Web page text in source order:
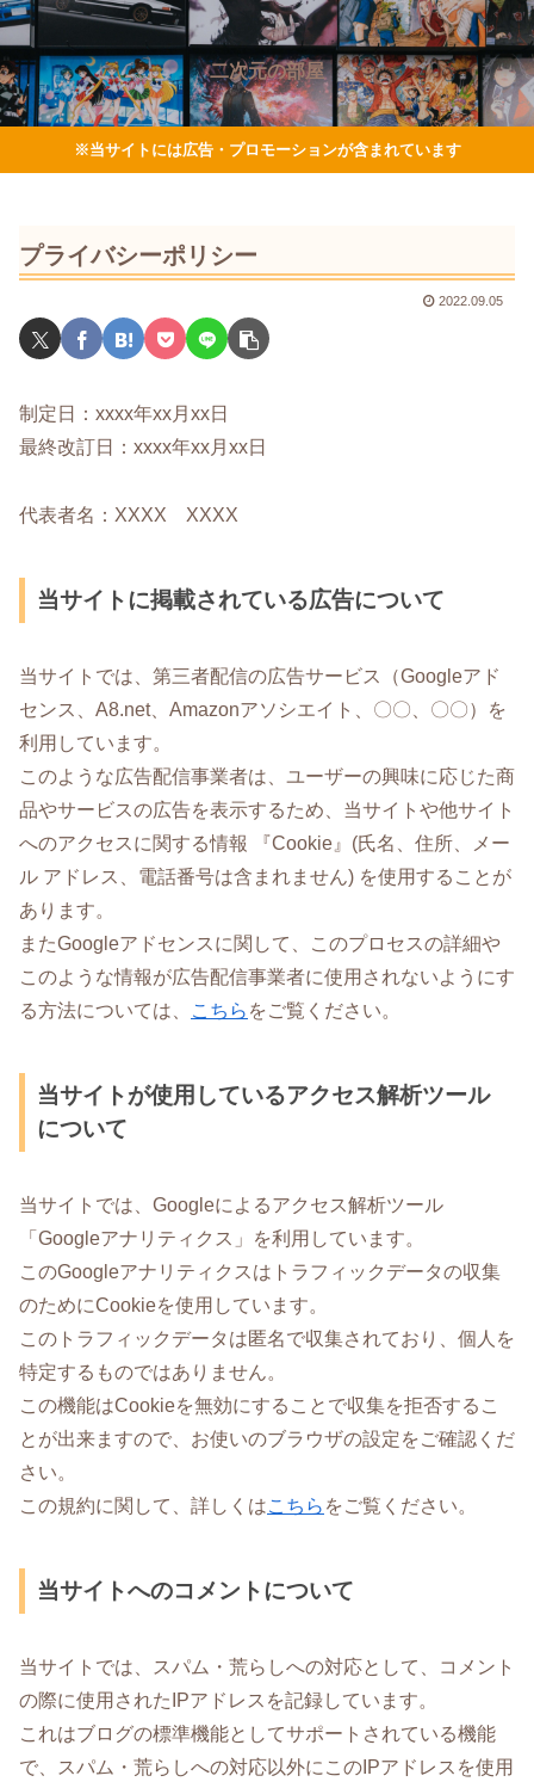
二次元の部屋
※当サイトには広告・プロモーションが含まれています
プライバシーポリシー
2022.09.05
制定日：xxxx年xx月xx日
最終改訂日：xxxx年xx月xx日
代表者名：XXXX XXXX
当サイトに掲載されている広告について
当サイトでは、第三者配信の広告サービス（Googleアド
センス、A8.net、Amazonアソシエイト、〇〇、〇〇）を
利用しています。
このような広告配信事業者は、ユーザーの興味に応じた商
品やサービスの広告を表示するため、当サイトや他サイト
へのアクセスに関する情報 『Cookie』(氏名、住所、メー
ル アドレス、電話番号は含まれません) を使用することが
あります。
またGoogleアドセンスに関して、このプロセスの詳細や
このような情報が広告配信事業者に使用されないようにす
る方法については、
こちら をご覧ください。
当サイトが使用しているアクセス解析ツール
について
当サイトでは、Googleによるアクセス解析ツール
「Googleアナリティクス」を利用しています。
このGoogleアナリティクスはトラフィックデータの収集
のためにCookieを使用しています。
このトラフィックデータは匿名で収集されており、個人を
特定するものではありません。
この機能はCookieを無効にすることで収集を拒否するこ
とが出来ますので、お使いのブラウザの設定をご確認くだ
さい。
この規約に関して、詳しくはこちら をご覧ください。
当サイトへのコメントについて
当サイトでは、スパム・荒らしへの対応として、コメント
の際に使用されたIPアドレスを記録しています。
これはブログの標準機能としてサポートされている機能
で、スパム・荒らしへの対応以外にこのIPアドレスを使用